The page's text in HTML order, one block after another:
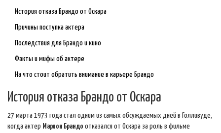
История отказа Брандо от Оскара
Причины поступка актера
Последствия для Брандо и кино
Факты и мифы об актере
На что стоит обратить внимание в карьере Брандо
История отказа Брандо от Оскара
27 марта 1973 года стал одним из самых обсуждаемых дней в Голливуде,
когда актер Марлон Брандо отказался от Оскара за роль в фильме